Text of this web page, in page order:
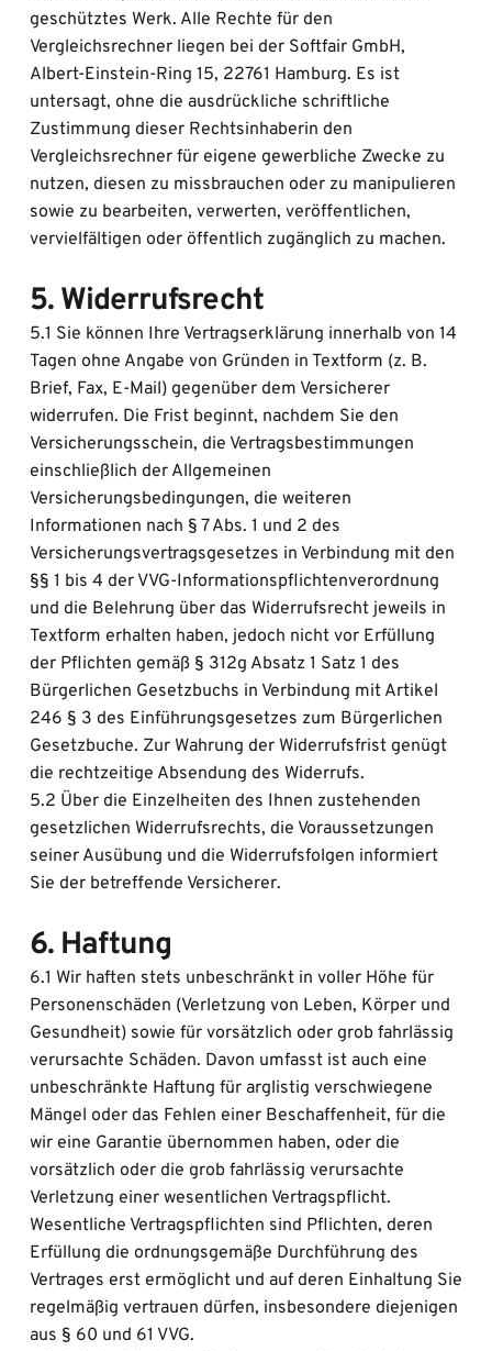
geschütztes Werk. Alle Rechte für den
Vergleichsrechner liegen bei der Softfair GmbH,
Albert-Einstein-Ring 15, 22761 Hamburg. Es ist
untersagt, ohne die ausdrückliche schriftliche
Zustimmung dieser Rechtsinhaberin den
Vergleichsrechner für eigene gewerbliche Zwecke zu
nutzen, diesen zu missbrauchen oder zu manipulieren
sowie zu bearbeiten, verwerten, veröffentlichen,
vervielfältigen oder öffentlich zugänglich zu machen.
5. Widerrufsrecht
5.1 Sie können Ihre Vertragserklärung innerhalb von 14
Tagen ohne Angabe von Gründen in Textform (z. B.
Brief, Fax, E-Mail) gegenüber dem Versicherer
widerrufen. Die Frist beginnt, nachdem Sie den
Versicherungsschein, die Vertragsbestimmungen
einschließlich der Allgemeinen
Versicherungsbedingungen, die weiteren
Informationen nach § 7 Abs. 1 und 2 des
Versicherungsvertragsgesetzes in Verbindung mit den
§§ 1 bis 4 der VVG-Informationspflichtenverordnung
und die Belehrung über das Widerrufsrecht jeweils in
Textform erhalten haben, jedoch nicht vor Erfüllung
der Pflichten gemäß § 312g Absatz 1 Satz 1 des
Bürgerlichen Gesetzbuchs in Verbindung mit Artikel
246 § 3 des Einführungsgesetzes zum Bürgerlichen
Gesetzbuche. Zur Wahrung der Widerrufsfrist genügt
die rechtzeitige Absendung des Widerrufs.
5.2 Über die Einzelheiten des Ihnen zustehenden
gesetzlichen Widerrufsrechts, die Voraussetzungen
seiner Ausübung und die Widerrufsfolgen informiert
Sie der betreffende Versicherer.
6. Haftung
6.1 Wir haften stets unbeschränkt in voller Höhe für
Personenschäden (Verletzung von Leben, Körper und
Gesundheit) sowie für vorsätzlich oder grob fahrlässig
verursachte Schäden. Davon umfasst ist auch eine
unbeschränkte Haftung für arglistig verschwiegene
Mängel oder das Fehlen einer Beschaffenheit, für die
wir eine Garantie übernommen haben, oder die
vorsätzlich oder die grob fahrlässig verursachte
Verletzung einer wesentlichen Vertragspflicht.
Wesentliche Vertragspflichten sind Pflichten, deren
Erfüllung die ordnungsgemäße Durchführung des
Vertrages erst ermöglicht und auf deren Einhaltung Sie
regelmäßig vertrauen dürfen, insbesondere diejenigen
aus § 60 und 61 VVG.